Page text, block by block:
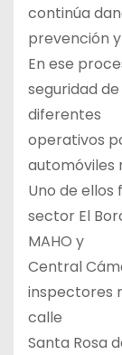
continúa
prevención
En ese
seguridad
diferentes
operativos
automóviles
Uno de
sector El
MAHO y
Central
inspectores
calle
Santa Rosa